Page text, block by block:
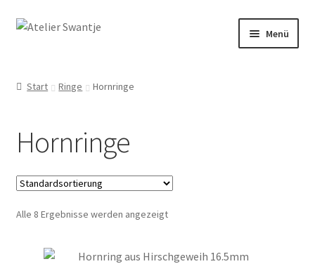
Menü
Kasse
Mein Konto
Räuchern & Trommeln
Start Ringe Hornringe
Hornringe
Alle 8 Ergebnisse werden angezeigt